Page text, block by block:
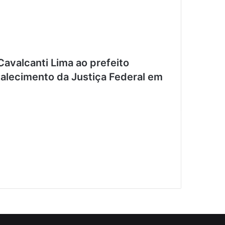
Lima ao prefeito
da Justiça Federal em